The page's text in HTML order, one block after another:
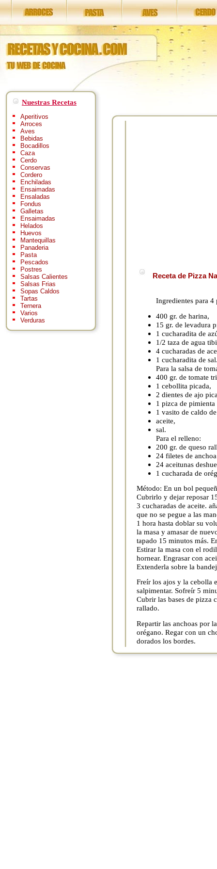
Nuestras Recetas
Aperitivos
Arroces
Aves
Bebidas
Bocadillos
Caza
Cerdo
Conservas
Cordero
Enchiladas
Ensaimadas
Ensaladas
Fondus
Galletas
Ensaimadas
Helados
Huevos
Mantequillas
Panaderia
Pasta
Pescados
Postres
Salsas Calientes
Salsas Frias
Sopas Caldos
Tartas
Ternera
Varios
Verduras
Receta de Pizza
Ingredientes para 4
400 gr. de harina,
15 gr. de levadura
1 cucharadita de
1/2 taza de agua
4 cucharadas de
1 cucharadita de
Para la salsa de
400 gr. de tomate
1 cebollita picada,
2 dientes de ajo
1 pizca de pimienta
1 vasito de caldo
aceite,
sal.
Para el relleno:
200 gr. de queso
24 filetes de
24 aceitunas
1 cucharada de
Método: En un bol
Cubrirlo y dejar reposar
3 cucharadas de aceite.
que no se pegue a las
1 hora hasta doblar su
la masa y amasar de
tapado 15 minutos más.
Estirar la masa con el
hornear. Engrasar con
Extenderla sobre la
Freír los ajos y la cebolla
salpimentar. Sofreír 5
Cubrir las bases de pizza
rallado.
Repartir las anchoas por
orégano. Regar con un
dorados los bordes.